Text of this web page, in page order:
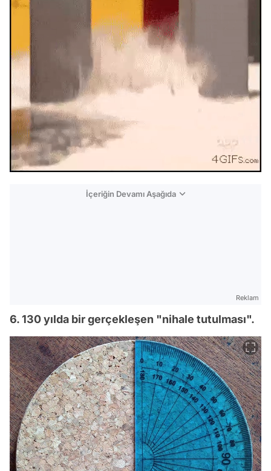
İçeriğin Devamı Aşağıda
Reklam
6. 130 yılda bir gerçekleşen "nihale tutulması".